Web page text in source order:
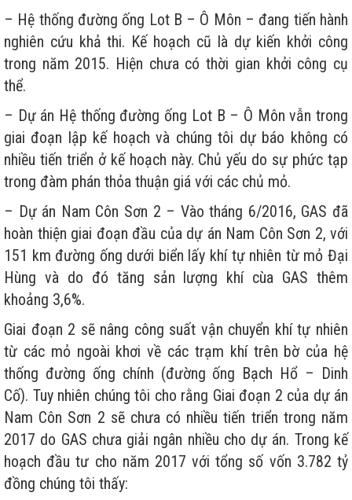
– Hệ thống đường ống Lot B – Ô Môn – đang tiến hành
nghiên cứu khả thi. Kế hoạch cũ là dự kiến khởi công
trong năm 2015. Hiện chưa có thời gian khởi công cụ
thể.
– Dự án Hệ thống đường ống Lot B – Ô Môn vẫn trong
giai đoạn lập kế hoạch và chúng tôi dự báo không có
nhiều tiến triển ở kế hoạch này. Chủ yếu do sự phức tạp
trong đàm phán thỏa thuận giá với các chủ mỏ.
– Dự án Nam Côn Sơn 2 – Vào tháng 6/2016, GAS đã
hoàn thiện giai đoạn đầu của dự án Nam Côn Sơn 2, với
151 km đường ống dưới biển lấy khí tự nhiên từ mỏ Đại
Hùng và do đó tăng sản lượng khí cùa GAS thêm
khoảng 3,6%.
Giai đoạn 2 sẽ nâng công suất vận chuyển khí tự nhiên
từ các mỏ ngoài khơi về các trạm khí trên bờ của hệ
thống đường ống chính (đường ống Bạch Hổ – Dinh
Cố). Tuy nhiên chúng tôi cho rằng Giai đoạn 2 của dự án
Nam Côn Sơn 2 sẽ chưa có nhiều tiến triển trong năm
2017 do GAS chưa giải ngân nhiều cho dự án. Trong kế
hoạch đầu tư cho năm 2017 với tổng số vốn 3.782 tỷ
đồng chúng tôi thấy: